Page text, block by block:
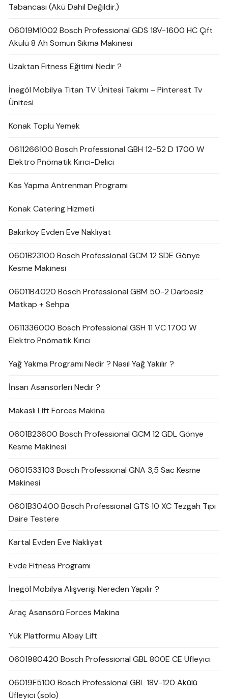
Tabancası (Akü Dahil Değildir.)
06019M1002 Bosch Professional GDS 18V-1600 HC Çift
Akülü 8 Ah Somun Sıkma Makinesi
Uzaktan Fitness Eğitimi Nedir ?
İnegöl Mobilya Titan TV Ünitesi Takımı – Pinterest Tv
Ünitesi
Konak Toplu Yemek
0611266100 Bosch Professional GBH 12-52 D 1700 W
Elektro Pnömatik Kırıcı-Delici
Kas Yapma Antrenman Programı
Konak Catering Hizmeti
Bakırköy Evden Eve Nakliyat
0601B23100 Bosch Professional GCM 12 SDE Gönye
Kesme Makinesi
06011B4020 Bosch Professional GBM 50-2 Darbesiz
Matkap + Sehpa
0611336000 Bosch Professional GSH 11 VC 1700 W
Elektro Pnömatik Kırıcı
Yağ Yakma Programı Nedir ? Nasıl Yağ Yakılır ?
İnsan Asansörleri Nedir ?
Makaslı Lift Forces Makina
0601B23600 Bosch Professional GCM 12 GDL Gönye
Kesme Makinesi
0601533103 Bosch Professional GNA 3,5 Sac Kesme
Makinesi
0601B30400 Bosch Professional GTS 10 XC Tezgah Tipi
Daire Testere
Kartal Evden Eve Nakliyat
Evde Fitness Programı
İnegöl Mobilya Alışverişi Nereden Yapılır ?
Araç Asansörü Forces Makina
Yük Platformu Albay Lift
0601980420 Bosch Professional GBL 800E CE Üfleyici
06019F5100 Bosch Professional GBL 18V-120 Akülü
Üfleyici (solo)